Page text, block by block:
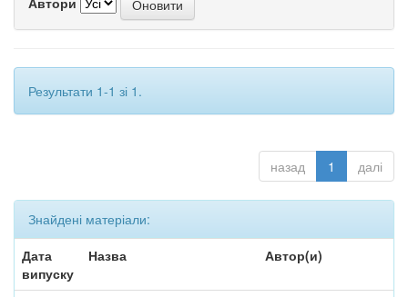
Результати 1-1 зі 1.
назад 1 далі
Знайдені матеріали:
Дата
випуску
Назва Автор(и)